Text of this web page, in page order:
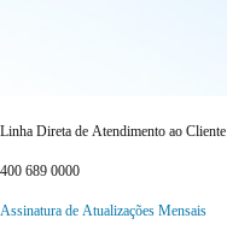
Linha Direta de Atendimento ao Cliente
400 689 0000
Assinatura de Atualizações Mensais